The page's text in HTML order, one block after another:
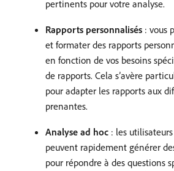
pertinents pour votre analyse.
Rapports personnalisés : vous
et formater des rapports
en fonction de vos besoins
de rapports. Cela s’avère
pour adapter les rapports aux
prenantes.
Analyse ad hoc : les
peuvent rapidement générer
pour répondre à des questions